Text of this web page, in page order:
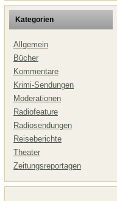
Kategorien
Allgemein
Bücher
Kommentare
Krimi-Sendungen
Moderationen
Radiofeature
Radiosendungen
Reiseberichte
Theater
Zeitungsreportagen